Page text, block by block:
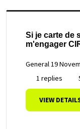
Si je carte de
m'engager
General19
1 replies
VIEW